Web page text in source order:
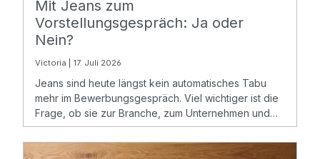
Mit Jeans zum
Vorstellungsgespräch: Ja oder
Nein?
Victoria | 17. Juli 2026
Jeans sind heute längst kein automatisches Tabu
mehr im Bewerbungsgespräch. Viel wichtiger ist die
Frage, ob sie zur Branche, zum Unternehmen und
zur angestrebten Position passen.